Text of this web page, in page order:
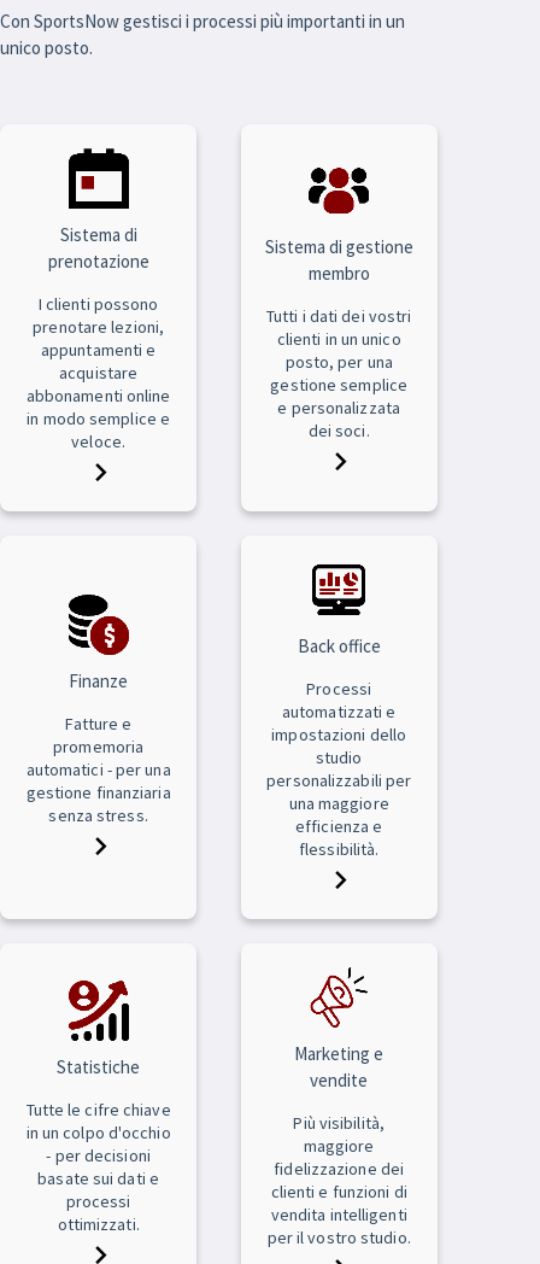
Con SportsNow gestisci i processi più importanti in un
unico posto.
Sistema di
prenotazione
I clienti possono
prenotare lezioni,
appuntamenti e
acquistare
abbonamenti online
in modo semplice e
veloce.
Sistema di gestione
membro
Tutti i dati dei vostri
clienti in un unico
posto, per una
gestione semplice
e personalizzata
dei soci.
Finanze
Fatture e
promemoria
automatici - per una
gestione finanziaria
senza stress.
Back office
Processi
automatizzati e
impostazioni dello
studio
personalizzabili per
una maggiore
efficienza e
flessibilità.
Statistiche
Tutte le cifre chiave
in un colpo d'occhio
- per decisioni
basate sui dati e
processi
ottimizzati.
Marketing e
vendite
Più visibilità,
maggiore
fidelizzazione dei
clienti e funzioni di
vendita intelligenti
per il vostro studio.